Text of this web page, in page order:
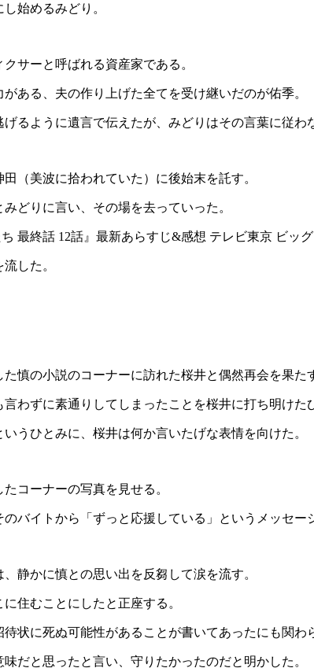
始めるみどり。
サーと呼ばれる資産家である。
ある、夫の作り上げた全てを受け継いだのが佑季。
るように遺言で伝えたが、みどりはその言葉に従わ
（美波に拾われていた）に後始末を託す。
どりに言い、その場を去っていった。
した。
慎の小説のコーナーに訪れた桜井と偶然再会を果た
わずに素通りしてしまったことを桜井に打ち明け
うひとみに、桜井は何か言いたげな表情を向けた。
コーナーの写真を見せる。
バイトから「ずっと応援している」というメッセ
静かに慎との思い出を反芻して涙を流す。
住むことにしたと正座する。
状に死ぬ可能性があることが書いてあったにも関わ
だと思ったと言い、守りたかったのだと明かした。